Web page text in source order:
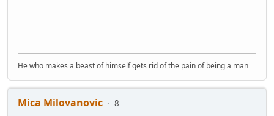
He who makes a beast of himself gets rid of the pain of being a man
Mica Milovanovic
8